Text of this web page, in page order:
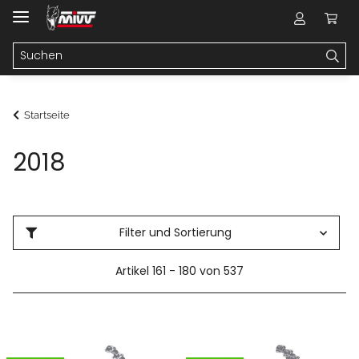
Startseite
2018
Filter und Sortierung
Artikel 161 - 180 von 537